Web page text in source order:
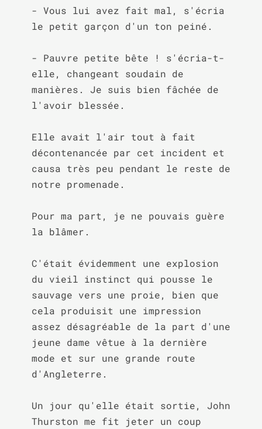
- Vous lui avez fait mal, s'écria
le petit garçon d'un ton peiné.
- Pauvre petite bête ! s'écria-t-
elle, changeant soudain de
manières. Je suis bien fâchée de
l'avoir blessée.
Elle avait l'air tout à fait
décontenancée par cet incident et
causa très peu pendant le reste de
notre promenade.
Pour ma part, je ne pouvais guère
la blâmer.
C'était évidemment une explosion
du vieil instinct qui pousse le
sauvage vers une proie, bien que
cela produisit une impression
assez désagréable de la part d'une
jeune dame vêtue à la dernière
mode et sur une grande route
d'Angleterre.
Un jour qu'elle était sortie, John
Thurston me fit jeter un coup